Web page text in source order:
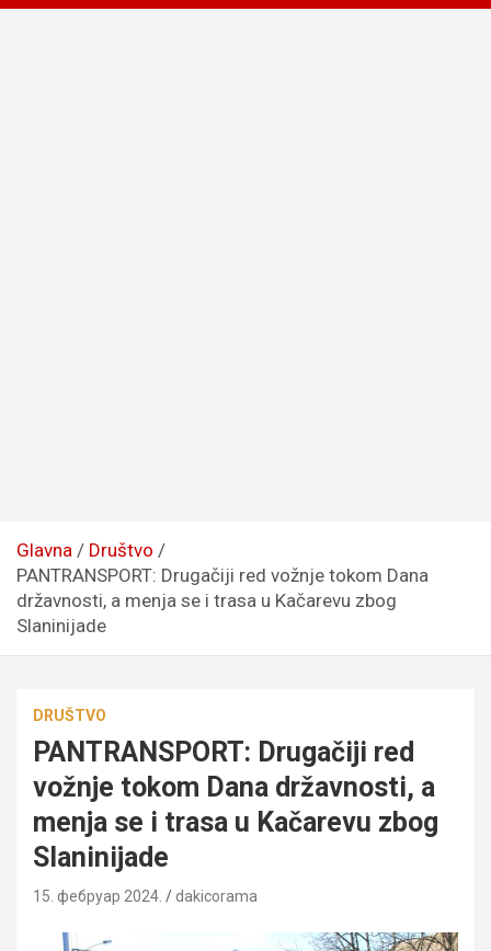
Glavna
Društvo
PANTRANSPORT: Drugačiji red vožnje tokom Dana
državnosti, a menja se i trasa u Kačarevu zbog
Slaninijade
DRUŠTVO
PANTRANSPORT: Drugačiji red
vožnje tokom Dana državnosti, a
menja se i trasa u Kačarevu zbog
Slaninijade
15. фебруар 2024. dakicorama